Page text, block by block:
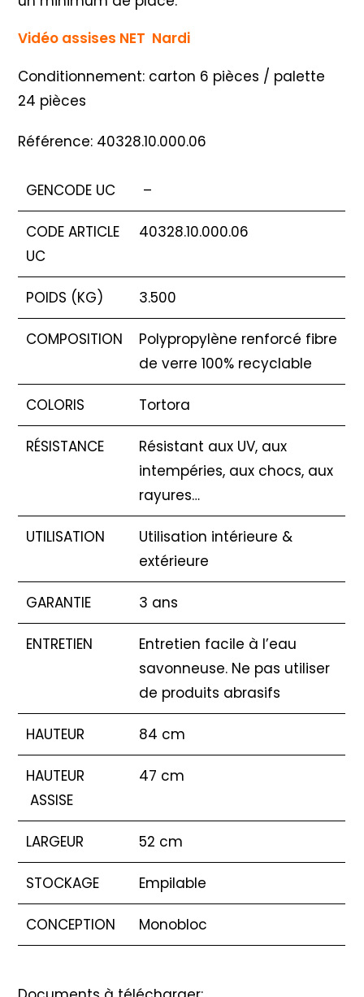
Vidéo assises NET Nardi
Conditionnement: carton 6 pièces / palette
24 pièces
Référence: 40328.10.000.06
GENCODE UC –
CODE ARTICLE
UC
40328.10.000.06
POIDS (KG) 3.500
COMPOSITION
Polypropylène renforcé fibre
de verre 100% recyclable
COLORIS Tortora
RÉSISTANCE
Résistant aux UV, aux
intempéries, aux chocs, aux
rayures…
UTILISATION
Utilisation intérieure &
extérieure
GARANTIE 3 ans
ENTRETIEN
Entretien facile à l’eau
savonneuse. Ne pas utiliser
de produits abrasifs
HAUTEUR 84 cm
HAUTEUR
ASSISE
47 cm
LARGEUR 52 cm
STOCKAGE Empilable
CONCEPTION Monobloc